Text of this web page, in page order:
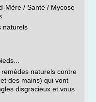
Mère / Santé / Mycose
naturels
naturels contre
des mains) qui vont
disgracieux et vous